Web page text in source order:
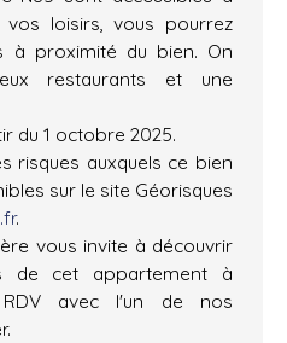
loisirs, vous pourrez
à proximité du bien. On
restaurants et une
du 1 octobre 2025.
risques auxquels ce bien
sur le site Géorisques
.
vous invite à découvrir
de cet appartement à
avec l'un de nos